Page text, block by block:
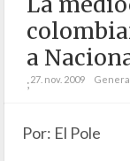
a
;27. nov. 2009 General
Por: El Pole